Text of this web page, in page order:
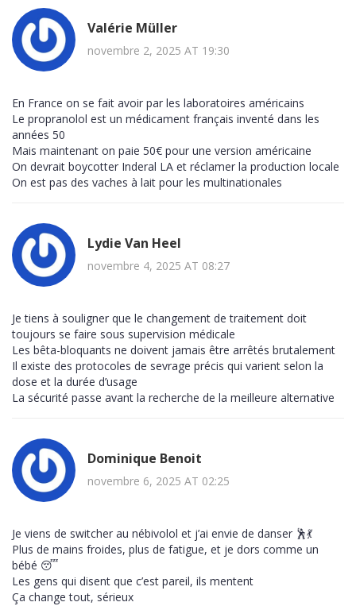
Valérie Müller
novembre 2, 2025 AT 19:30
En France on se fait avoir par les laboratoires américains
Le propranolol est un médicament français inventé dans les
années 50
Mais maintenant on paie 50€ pour une version américaine
On devrait boycotter Inderal LA et réclamer la production locale
On est pas des vaches à lait pour les multinationales
Lydie Van Heel
novembre 4, 2025 AT 08:27
Je tiens à souligner que le changement de traitement doit
toujours se faire sous supervision médicale
Les bêta-bloquants ne doivent jamais être arrêtés brutalement
Il existe des protocoles de sevrage précis qui varient selon la
dose et la durée d’usage
La sécurité passe avant la recherche de la meilleure alternative
Dominique Benoit
novembre 6, 2025 AT 02:25
Je viens de switcher au nébivolol et j’ai envie de danser 🕺💃
Plus de mains froides, plus de fatigue, et je dors comme un
bébé 😴
Les gens qui disent que c’est pareil, ils mentent
Ça change tout, sérieux